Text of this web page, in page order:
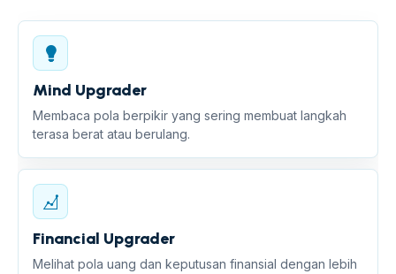
Mind Upgrader
Membaca pola berpikir yang sering membuat langkah
terasa berat atau berulang.
Financial Upgrader
Melihat pola uang dan keputusan finansial dengan lebih